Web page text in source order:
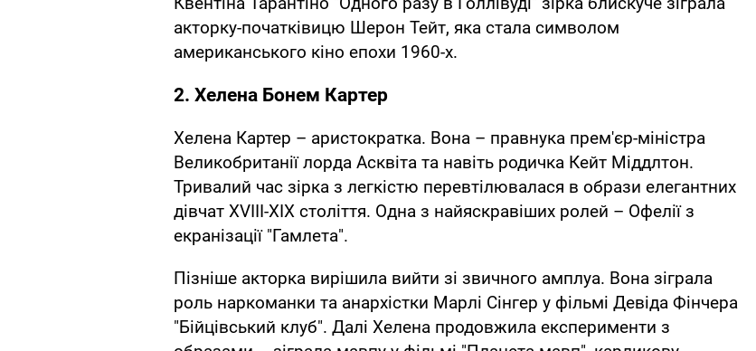
акторку-початківицю Шерон Тейт, яка стала символом
американського кіно епохи 1960-х.
2. Хелена Бонем Картер
Хелена Картер – аристократка. Вона – правнука прем'єр-міністра
Великобританії лорда Асквіта та навіть родичка Кейт Міддлтон.
Тривалий час зірка з легкістю перевтілювалася в образи елегантних
дівчат ХVІІІ-ХІХ століття. Одна з найяскравіших ролей – Офелії з
екранізації "Гамлета".
Пізніше акторка вирішила вийти зі звичного амплуа. Вона зіграла
роль наркоманки та анархістки Марлі Сінгер у фільмі Девіда Фінчера
"Бійцівський клуб". Далі Хелена продовжила експерименти з